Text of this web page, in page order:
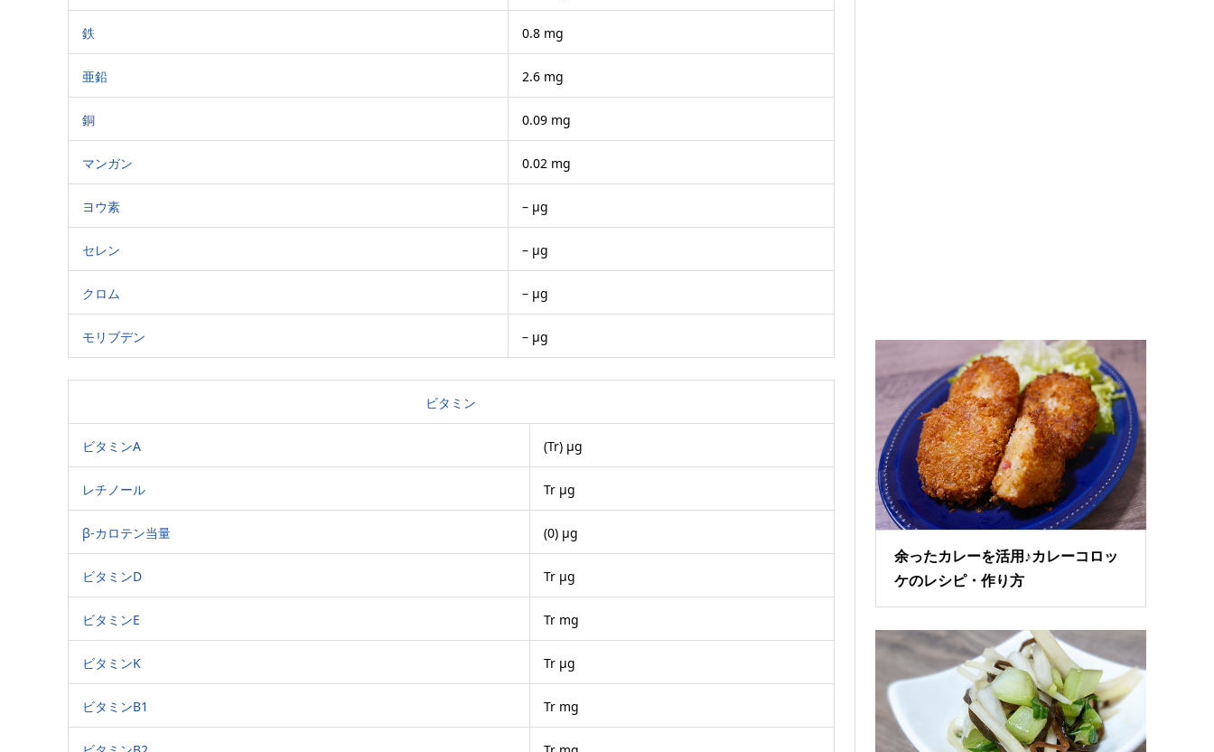
鉄 0.8 mg
亜鉛 2.6 mg
銅 0.09 mg
マンガン 0.02 mg
ヨウ素 – μg
セレン – μg
クロム – μg
モリブデン – μg
ビタミン
ビタミンA (Tr) μg
レチノール Tr μg
β-カロテン当量 (0) μg
ビタミンD Tr μg
ビタミンE Tr mg
ビタミンK Tr μg
ビタミンB1 Tr mg
余ったカレーを活用♪カレーコロッ
ケのレシピ・作り方